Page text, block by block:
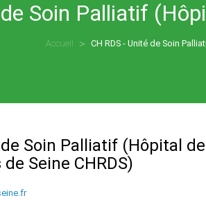
Soin Palliatif
Accueil CH RDS - Unité de Soin
de Soin Palliatif (Hôpital de
Seine CHRDS)